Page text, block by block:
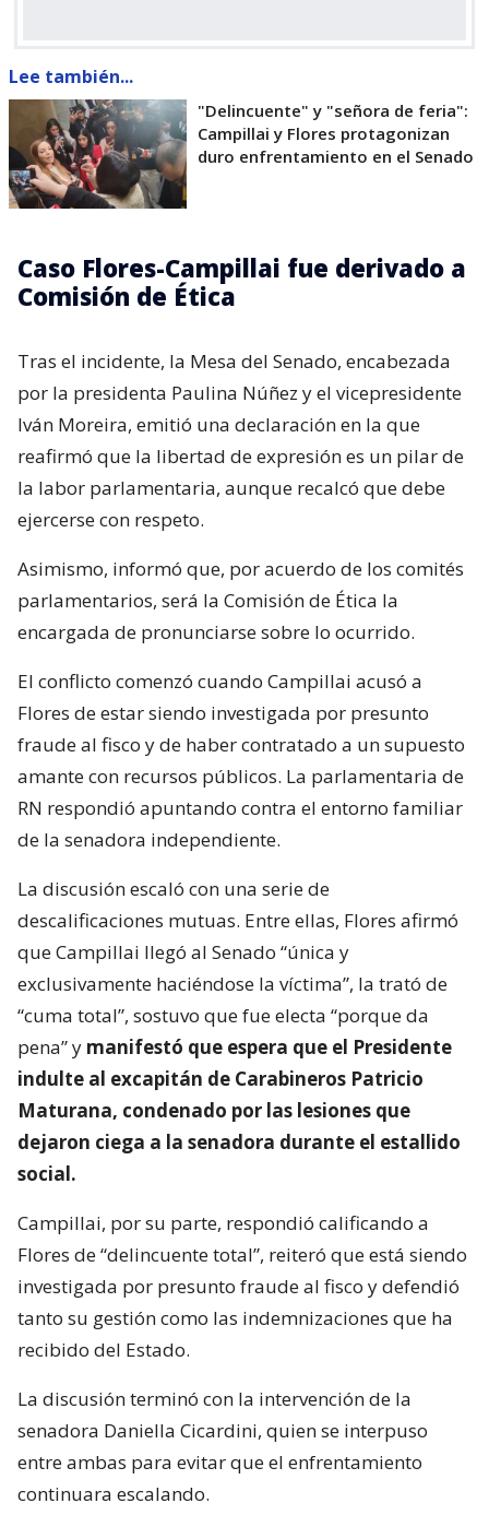
Lee también...
"Delincuente" y "señora de feria":
Campillai y Flores protagonizan
duro enfrentamiento en el Senado
Caso Flores-Campillai fue derivado a
Comisión de Ética
Tras el incidente, la Mesa del Senado, encabezada
por la presidenta Paulina Núñez y el vicepresidente
Iván Moreira, emitió una declaración en la que
reafirmó que la libertad de expresión es un pilar de
la labor parlamentaria, aunque recalcó que debe
ejercerse con respeto.
Asimismo, informó que, por acuerdo de los comités
parlamentarios, será la Comisión de Ética la
encargada de pronunciarse sobre lo ocurrido.
El conflicto comenzó cuando Campillai acusó a
Flores de estar siendo investigada por presunto
fraude al fisco y de haber contratado a un supuesto
amante con recursos públicos. La parlamentaria de
RN respondió apuntando contra el entorno familiar
de la senadora independiente.
La discusión escaló con una serie de
descalificaciones mutuas. Entre ellas, Flores afirmó
que Campillai llegó al Senado “única y
exclusivamente haciéndose la víctima”, la trató de
“cuma total”, sostuvo que fue electa “porque da
pena” y manifestó que espera que el Presidente
indulte al excapitán de Carabineros Patricio
Maturana, condenado por las lesiones que
dejaron ciega a la senadora durante el estallido
social.
Campillai, por su parte, respondió calificando a
Flores de “delincuente total”, reiteró que está siendo
investigada por presunto fraude al fisco y defendió
tanto su gestión como las indemnizaciones que ha
recibido del Estado.
La discusión terminó con la intervención de la
senadora Daniella Cicardini, quien se interpuso
entre ambas para evitar que el enfrentamiento
continuara escalando.